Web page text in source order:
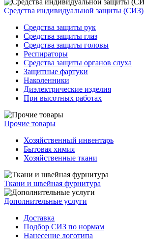
Средства индивидуальной защиты (СИЗ)
Средства защиты рук
Средства защиты глаз
Средства защиты головы
Респираторы
Средства защиты органов слуха
Защитные фартуки
Наколенники
Диэлектрические изделия
При высотных работах
Прочие товары
Хозяйственный инвентарь
Бытовая химия
Хозяйственные ткани
Ткани и швейная фурнитура
Дополнительные услуги
Доставка
Подбор СИЗ по нормам
Нанесение логотипа